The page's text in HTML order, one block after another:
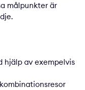
målpunkter är
hjälp av exempelvis